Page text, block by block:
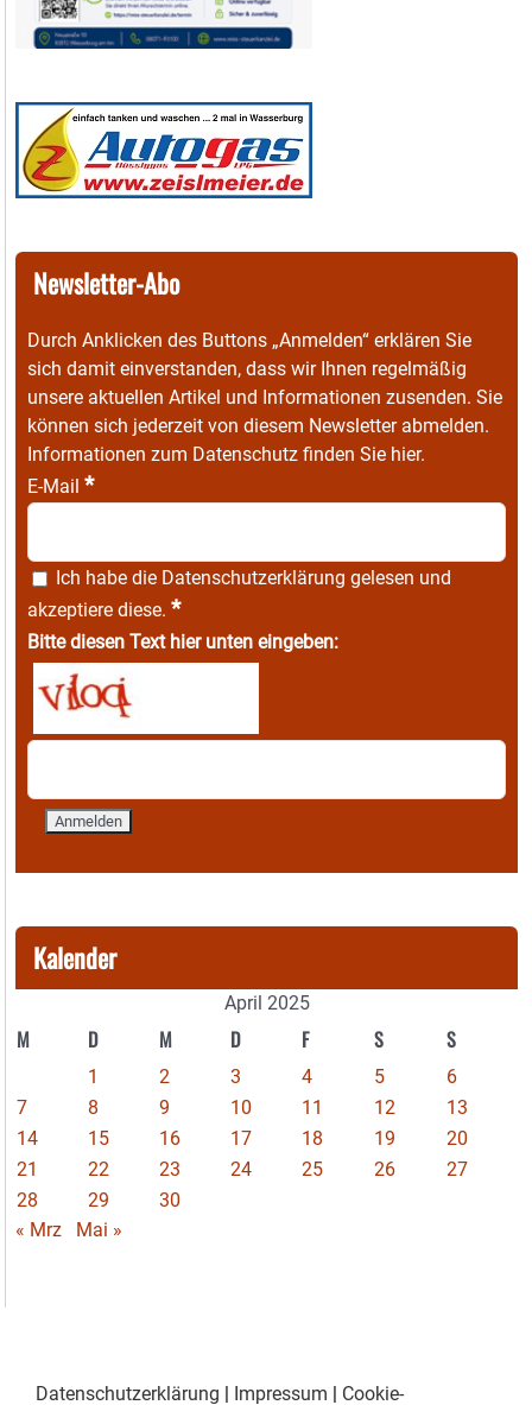
Newsletter-Abo
Durch Anklicken des Buttons „Anmelden“ erklären Sie
sich damit einverstanden, dass wir Ihnen regelmäßig
unsere aktuellen Artikel und Informationen zusenden. Sie
können sich jederzeit von diesem Newsletter abmelden.
Informationen zum Datenschutz finden Sie hier.
E-Mail *
Ich habe die Datenschutzerklärung gelesen und
akzeptiere diese. *
Bitte diesen Text hier unten eingeben:
Kalender
April 2025
M D M D F S S
1 2 3 4 5
6
7
8 9 10 11 12
13
14
15 16 17 18 19
20
21
22 23 24 25 26
27
28
29
30
« Mrz
Mai »
Datenschutzerklärung Impressum Cookie-